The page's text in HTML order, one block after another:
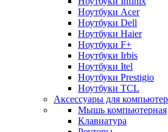
Ноутбуки Acer
Ноутбуки Dell
Ноутбуки Haier
Ноутбуки F+
Ноутбуки Irbis
Ноутбуки Itel
Ноутбуки Prestigio
Ноутбуки TCL
Аксессуары для
Мышь компьютерная
Клавиатура